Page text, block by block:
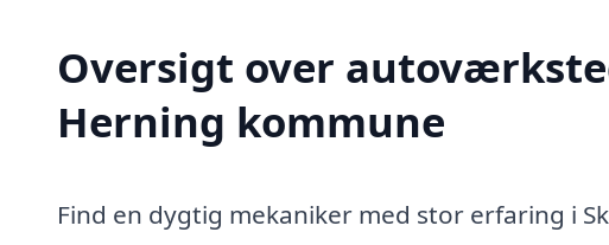
Oversigt over
Herning kommune
Find en dygtig mekaniker med stor erfaring i